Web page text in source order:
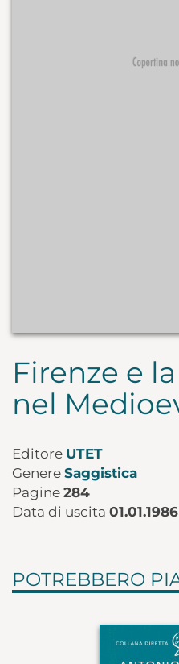
Firenze e
nel
Editore UTET
Genere Saggistica
Pagine 284
Data di uscita 01.01.1986
POTREBBERO